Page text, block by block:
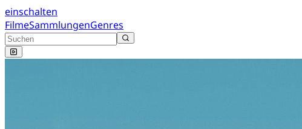
einschalten
FilmeSammlungenGenres